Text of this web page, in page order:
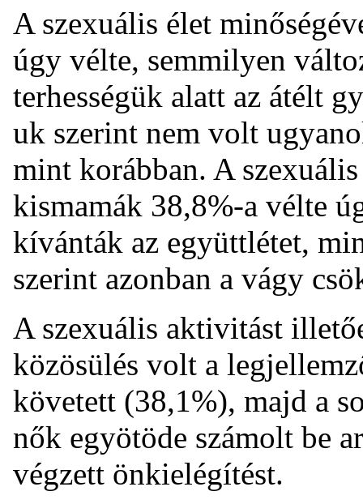
A szexuális élet
úgy vélte, semmilyen
terhességük alatt az átélt
uk szerint nem volt
mint korábban. A
kismamák 38,8%-a vélte
kívánták az együttlétet,
szerint azonban a vágy
A szexuális aktivitást
közösülés volt a
követett (38,1%), majd a
nők egyötöde számolt be
végzett önkielégítést.